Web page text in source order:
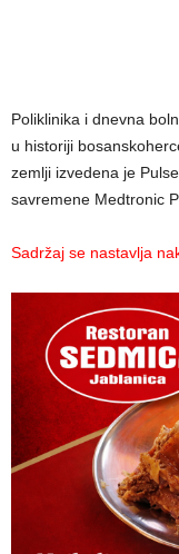
Poliklinika i dnevna
u historiji
zemlji izvedena je
savremene Medtronic
Sadržaj se nastavlja